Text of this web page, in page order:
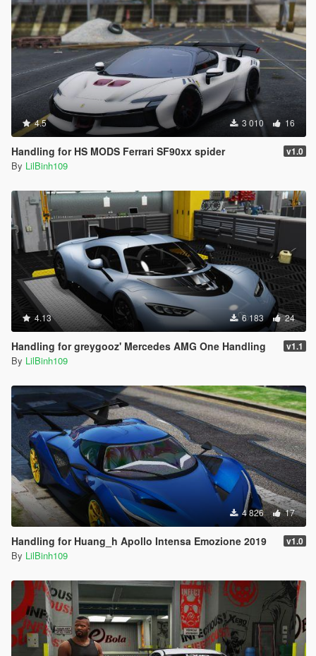
4.5 3 010 16
Handling for HS MODS Ferrari SF90xx spider v1.0
By LilBinh109
4.13 6 183 24
Handling for greygooz' Mercedes AMG One Handling v1.1
By LilBinh109
4 826 17
Handling for Huang_h Apollo Intensa Emozione 2019 v1.0
By LilBinh109